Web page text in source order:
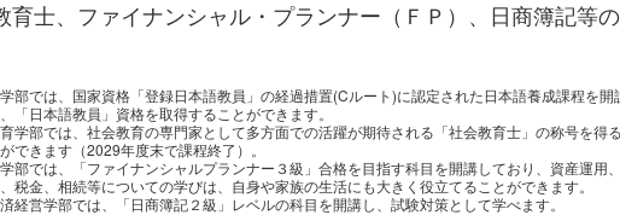
育士、ファイナンシャル・プランナー（ＦＰ）、日商簿記等
部では、国家資格「登録日本語教員」の経過措置(Cルート)に認定された日本語養成課程を開
「日本語教員」資格を取得することができます。
学部では、社会教育の専門家として多方面での活躍が期待される「社会教育士」の称号を得
できます（2029年度末で課程終了）。
部では、「ファイナンシャルプランナー３級」合格を目指す科目を開講しており、資産運用
税金、相続等についての学びは、自身や家族の生活にも大きく役立てることができます。
経営学部では、「日商簿記２級」レベルの科目を開講し、試験対策として学べます。